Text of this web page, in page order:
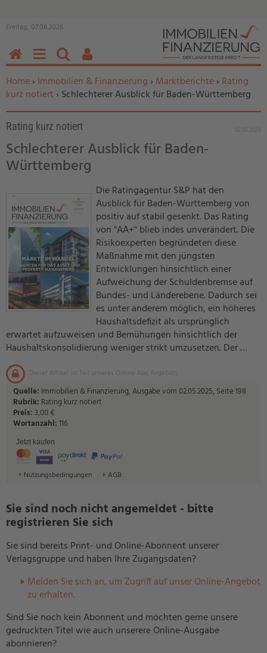
Freitag, 07.08.2026
Sie befinden sich hier:
Home› Immobilien & Finanzierung › Marktberichte› Rating
kurz notiert › Schlechterer Ausblick für Baden-Württemberg
Rating kurz notiert
Schlechterer Ausblick für Baden-
Württemberg
Die Ratingagentur S&P hat den
Ausblick für Baden-Württemberg von
positiv auf stabil gesenkt. Das Rating
von "AA+" blieb indes unverändert. Die
Risikoexperten begründeten diese
Maßnahme mit den jüngsten
Entwicklungen hinsichtlich einer
Aufweichung der Schuldenbremse auf
Bundes- und Länderebene. Dadurch sei
es unter anderem möglich, ein höheres
Haushaltsdefizit als ursprünglich
erwartet aufzuweisen und Bemühungen hinsichtlich der
Haushaltskonsolidierung weniger strikt umzusetzen. Der …
Dieser Artikel ist Teil unseres Online-Abo Angebots.
Quelle: Immobilien & Finanzierung, Ausgabe vom 02.05.2025, Seite 198
Rubrik: Rating kurz notiert
Preis:3,00 €
Wortanzahl:116
Jetzt kaufen
Nutzungsbedingungen AGB
Sie sind noch nicht angemeldet - bitte
registrieren Sie sich
Sie sind bereits Print- und Online-Abonnent unserer
Verlagsgruppe und haben Ihre Zugangsdaten?
Melden Sie sich an, um Zugriff auf unser Online-Angebot
zu erhalten.
Sind Sie noch kein Abonnent und möchten gerne unsere
gedruckten Titel wie auch unserere Online-Ausgabe
abonnieren?
HOMEMENÜSUCHEN
BENUTZERFUNKTIONEN